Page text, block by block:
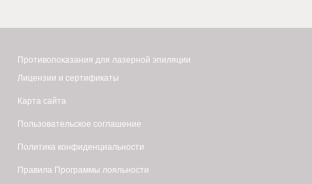
Противопоказания для лазерной эпиляции
Лицензии и сертификаты
Карта сайта
Пользовательское соглашение
Политика конфиденциальности
Правила Программы лояльности